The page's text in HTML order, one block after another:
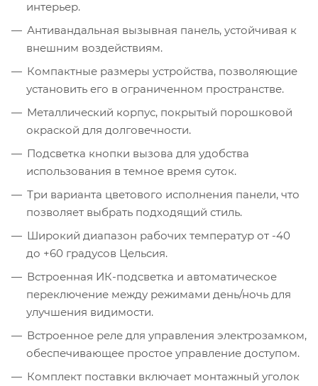
интерьер.
Антивандальная вызывная панель, устойчивая к
внешним воздействиям.
Компактные размеры устройства, позволяющие
установить его в ограниченном пространстве.
Металлический корпус, покрытый порошковой
окраской для долговечности.
Подсветка кнопки вызова для удобства
использования в темное время суток.
Три варианта цветового исполнения панели, что
позволяет выбрать подходящий стиль.
Широкий диапазон рабочих температур от -40
до +60 градусов Цельсия.
Встроенная ИК-подсветка и автоматическое
переключение между режимами день/ночь для
улучшения видимости.
Встроенное реле для управления электрозамком,
обеспечивающее простое управление доступом.
Комплект поставки включает монтажный уголок